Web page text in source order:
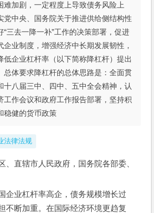
难加剧，一定程度上导致债务风险上
党中央、国务院关于推进供给侧结构性
“三去一降一补”工作的决策部署，促进
企业制度，增强经济中长期发展韧性，
低企业杠杆率（以下简称降杠杆）提出
总体要求降杠杆的总体思路是：全面贯
十八届三中、四中、五中全会精神，认
工作会议和政府工作报告部署，坚持积
稳健的货币政策
法律法规
、直辖市人民政府，国务院各部委、
企业杠杆率高企，债务规模增长过
不断加重。在国际经济环境更趋复